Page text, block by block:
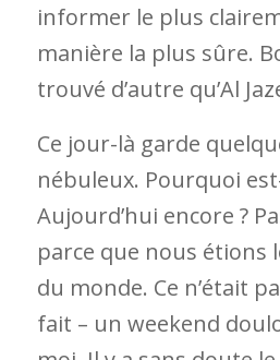
informer le plus
manière la plus sûre.
trouvé d’autre qu’Al
Ce jour-là garde
nébuleux. Pourquoi
Aujourd’hui encore ?
parce que nous étions
du monde. Ce n’était
fait – un weekend